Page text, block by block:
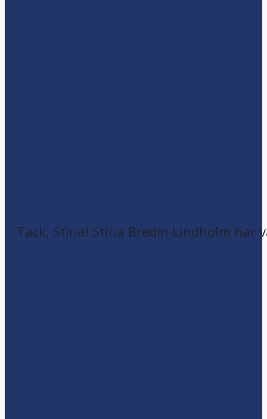
Tack, Stina! Stina Bredin Lindholm har